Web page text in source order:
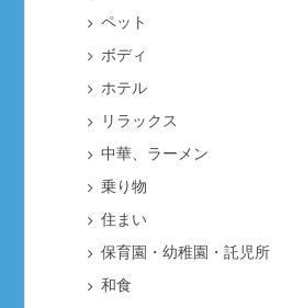
ペット
ボディ
ホテル
リラックス
中華、ラーメン
乗り物
住まい
保育園・幼稚園・託児所
和食